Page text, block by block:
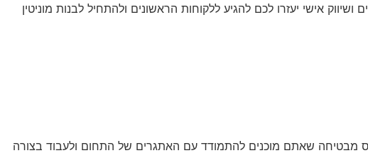
אישי יעזרו לכם להגיע ללקוחות הראשונים ולהתחיל לבנות מוניטין
מבטיחה שאתם מוכנים להתמודד עם האתגרים של התחום ולעבוד בצורה